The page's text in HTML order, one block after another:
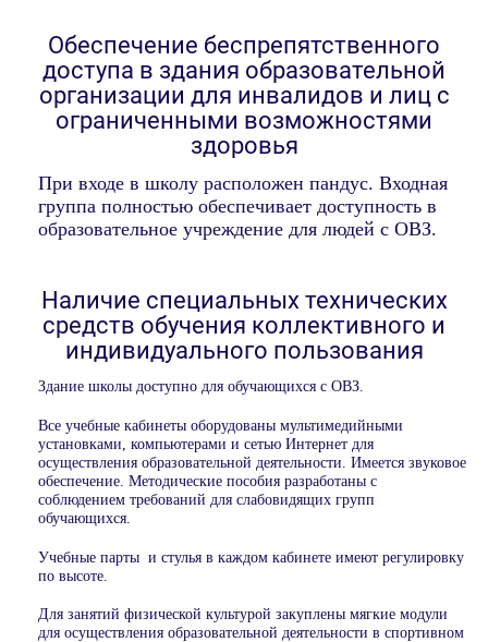
Обеспечение беспрепятственного
доступа в здания образовательной
организации для инвалидов и лиц с
ограниченными возможностями
здоровья
При входе в школу расположен пандус. Входная
группа полностью обеспечивает доступность в
образовательное учреждение для людей с ОВЗ.
Наличие специальных технических
средств обучения коллективного и
индивидуального пользования
Здание школы доступно для обучающихся с ОВЗ.
Все учебные кабинеты оборудованы мультимедийными
установками, компьютерами и сетью Интернет для
осуществления образовательной деятельности. Имеется звуковое
обеспечение. Методические пособия разработаны с
соблюдением требований для слабовидящих групп
обучающихся.
Учебные парты и стулья в каждом кабинете имеют регулировку
по высоте.
Для занятий физической культурой закуплены мягкие модули
для осуществления образовательной деятельности в спортивном